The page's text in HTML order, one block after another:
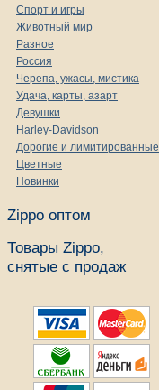
Спорт и игры
Животный мир
Разное
Россия
Черепа, ужасы, мистика
Удача, карты, азарт
Девушки
Harley-Davidson
Дорогие и лимитированные
Цветные
Новинки
Zippo оптом
Товары Zippo,
снятые с продаж